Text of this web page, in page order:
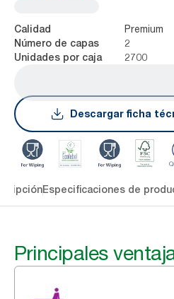
Calidad Premium
Número de capas 2
Unidades por caja 2700
Descargar ficha
Especificaciones de
Principales